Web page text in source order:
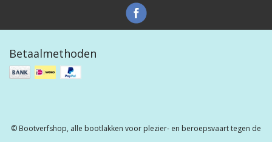
Betaalmethoden
© Bootverfshop, alle bootlakken voor plezier- en beroepsvaart tegen de